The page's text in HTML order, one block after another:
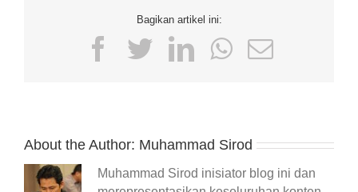
Bagikan artikel ini:
Facebook
TwitterLinkedIn
WhatsApp
Email
About the Author: Muhammad Sirod
Muhammad Sirod inisiator blog ini dan